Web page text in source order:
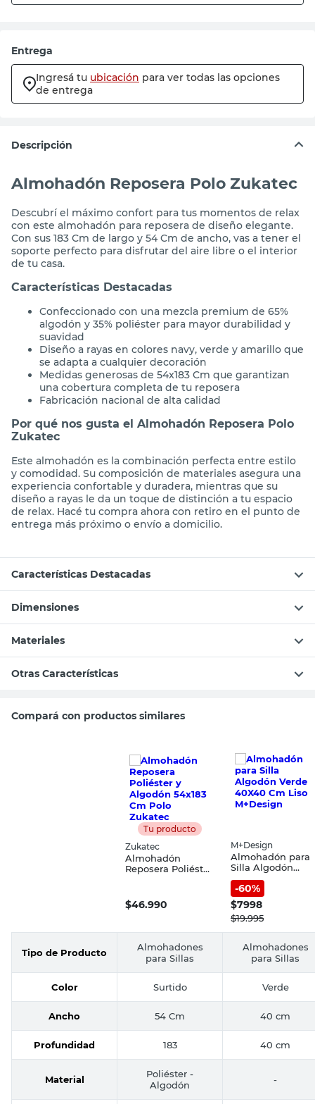
Entrega
Ingresá tu ubicación para ver todas las opciones
de entrega
Descripción
Almohadón Reposera Polo Zukatec
Descubrí el máximo confort para tus momentos de relax
con este almohadón para reposera de diseño elegante.
Con sus 183 Cm de largo y 54 Cm de ancho, vas a tener el
soporte perfecto para disfrutar del aire libre o el interior
de tu casa.
Características Destacadas
Confeccionado con una mezcla premium de 65%
algodón y 35% poliéster para mayor durabilidad y
suavidad
Diseño a rayas en colores navy, verde y amarillo que
se adapta a cualquier decoración
Medidas generosas de 54x183 Cm que garantizan
una cobertura completa de tu reposera
Fabricación nacional de alta calidad
Por qué nos gusta el Almohadón Reposera Polo
Zukatec
Este almohadón es la combinación perfecta entre estilo
y comodidad. Su composición de materiales asegura una
experiencia confortable y duradera, mientras que su
diseño a rayas le da un toque de distinción a tu espacio
de relax. Hacé tu compra ahora con retiro en el punto de
entrega más próximo o envío a domicilio.
Características Destacadas
Dimensiones
Materiales
Otras Características
Compará con productos similares
Tu producto
Zukatec
Almohadón
Reposera Poliéster
$46.990
M+Design
Almohadón para
Silla Algodón
Verde 40X40 Cm
Liso M+Design
-60%
$7998
$19.995
Tipo de Producto
Almohadones
para Sillas
Almohadones
para Sillas
Color Surtido Verde
Ancho 54 Cm 40 cm
Profundidad 183 40 cm
Material
Poliéster -
Algodón
-